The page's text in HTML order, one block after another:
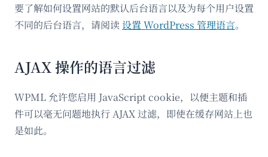
要了解如何设置网站的默认后台语言以及为每个用户设置
不同的后台语言，请阅读 设置 WordPress 管理语言。
AJAX 操作的语言过滤
WPML 允许您启用 JavaScript cookie，以便主题和插
件可以毫无问题地执行 AJAX 过滤，即使在缓存网站上也
是如此。